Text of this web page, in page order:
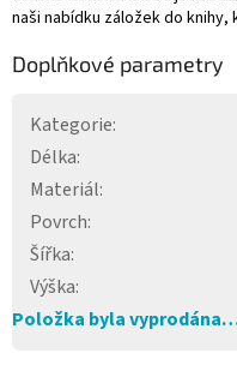
naši nabídku záložek do
Doplňkové parametry
Kategorie:
Délka:
Materiál:
Povrch:
Šířka:
Výška:
Položka byla